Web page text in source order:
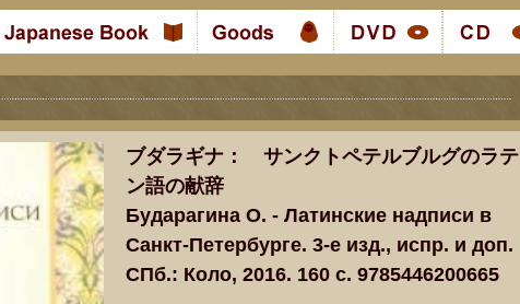
ブダラギナ： サンクトペテルブルグのラテ
ン語の献辞
Бударагина О. - Латинские надписи в
Санкт-Петербурге. 3-е изд., испр. и доп.
СПб.: Коло, 2016. 160 c. 9785446200665